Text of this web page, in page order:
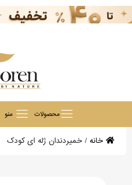
محصولات منو
خانه/ خمیردندان ژله ای کودک